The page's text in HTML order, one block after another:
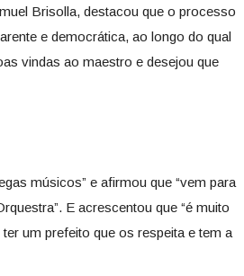
Brisolla, destacou que o processo
e democrática, ao longo do qual
vindas ao maestro e desejou que
músicos” e afirmou que “vem para
E acrescentou que “é muito
um prefeito que os respeita e tem a